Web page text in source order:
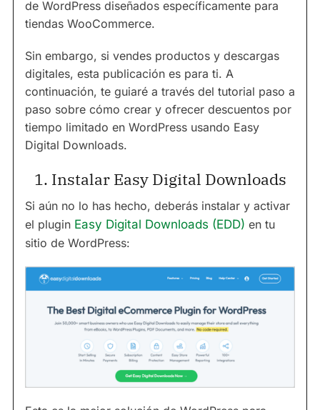
de WordPress diseñados específicamente para
tiendas WooCommerce.
Sin embargo, si vendes productos y descargas
digitales, esta publicación es para ti. A
continuación, te guiaré a través del tutorial paso a
paso sobre cómo crear y ofrecer descuentos por
tiempo limitado en WordPress usando Easy
Digital Downloads.
1. Instalar Easy Digital Downloads
Si aún no lo has hecho, deberás instalar y activar
el plugin Easy Digital Downloads (EDD) en tu
sitio de WordPress: